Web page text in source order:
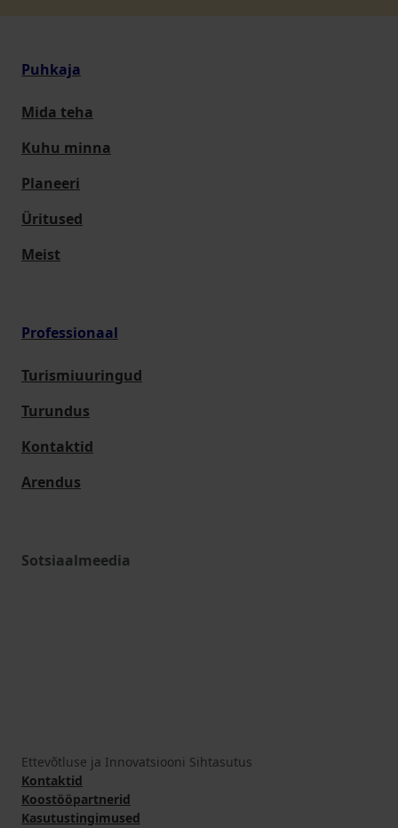
Puhkaja
Mida teha
Kuhu minna
Planeeri
Üritused
Meist
Professionaal
Turismiuuringud
Turundus
Kontaktid
Arendus
Sotsiaalmeedia
Ettevõtluse ja Innovatsiooni Sihtasutus
Kontaktid
Koostööpartnerid
Kasutustingimused